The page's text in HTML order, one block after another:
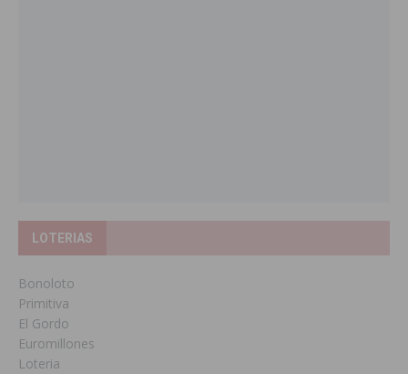
LOTERIAS
Bonoloto
Primitiva
El Gordo
Euromillones
Loteria